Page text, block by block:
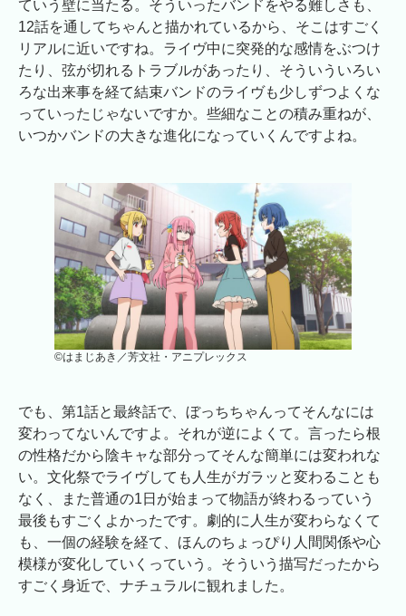
ていう壁に当たる。そういったバンドをやる難しさも、
12話を通してちゃんと描かれているから、そこはすごく
リアルに近いですね。ライヴ中に突発的な感情をぶつけ
たり、弦が切れるトラブルがあったり、そういういろい
ろな出来事を経て結束バンドのライヴも少しずつよくな
っていったじゃないですか。些細なことの積み重ねが、
いつかバンドの大きな進化になっていくんですよね。
©はまじあき／芳文社・アニプレックス
でも、第1話と最終話で、ぼっちちゃんってそんなには
変わってないんですよ。それが逆によくて。言ったら根
の性格だから陰キャな部分ってそんな簡単には変われな
い。文化祭でライヴしても人生がガラッと変わることも
なく、また普通の1日が始まって物語が終わるっていう
最後もすごくよかったです。劇的に人生が変わらなくて
も、一個の経験を経て、ほんのちょっぴり人間関係や心
模様が変化していくっていう。そういう描写だったから
すごく身近で、ナチュラルに観れました。